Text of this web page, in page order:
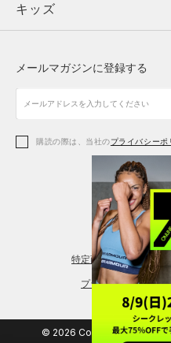
キッズ
アクセサリー
ボトムス
アクセサリー
トップス
シューズ
アクセサリー
レギンス＆タイツ
キッズ
シューズ
メールマガジンに登録する
購読の際は、当社のプライバシーポ
特定商取引法に基づく
プライバシーポリシ
© 2026 Copyright DOME